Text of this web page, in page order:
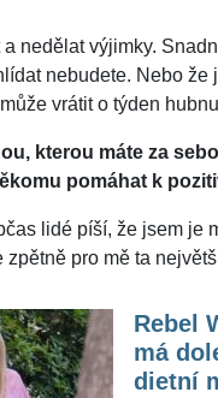
nedělat výjimky.
nebudete. Nebo
vrátit o týden
kterou máte za
pomáhat k
lidé píší, že jsem je
zpětně pro mě ta
Rebel
má
dietní